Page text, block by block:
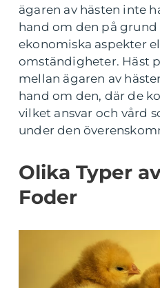
ägaren av hästen inte
hand om den på
ekonomiska aspekter
omständigheter. Häst
mellan ägaren av
hand om den, där de
vilket ansvar och vård
under den
Olika Typer
Foder